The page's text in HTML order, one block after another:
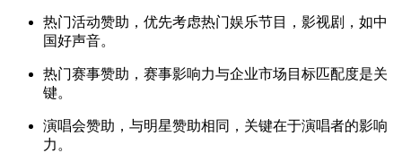
热门活动赞助，优先考虑热门娱乐节目，影视剧，如中
国好声音。
热门赛事赞助，赛事影响力与企业市场目标匹配度是关
键。
演唱会赞助，与明星赞助相同，关键在于演唱者的影响
力。